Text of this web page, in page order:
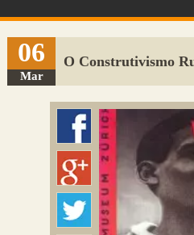
Sugerir Link
Adicionar Blog
Colmeia Exchange
Perguntas Frequentes
06
Mar
O Construtivismo